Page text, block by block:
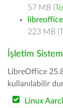
57 MB (
223 MB (
İşletim
LibreOffice
kullanılabilir
Linux